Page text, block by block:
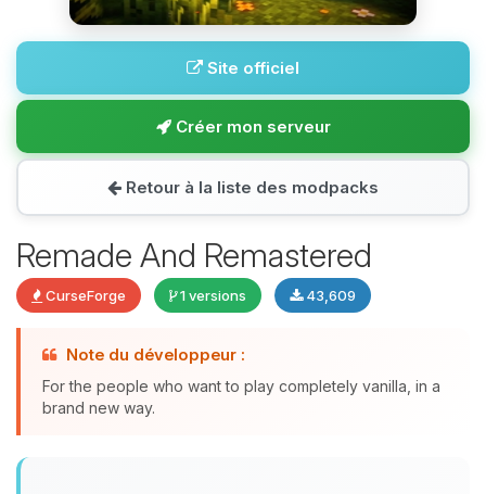
Site officiel
Créer mon serveur
Retour à la liste des modpacks
Remade And Remastered
CurseForge 1 versions 43,609
Note du développeur :
For the people who want to play completely vanilla, in a
brand new way.
Youpi, enfin quelqu’un pour me
parler ! Moi c’est Choupy, ton petit
assistant BoxToPlay. Dis-moi ce dont